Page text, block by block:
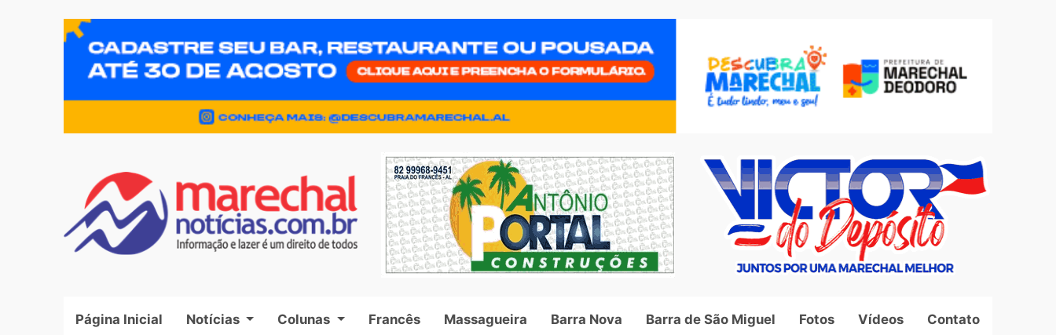
Página Inicial (current)
Notícias Colunas Francês Massagueira Barra Nova Barra de São Miguel Fotos Vídeos Contato